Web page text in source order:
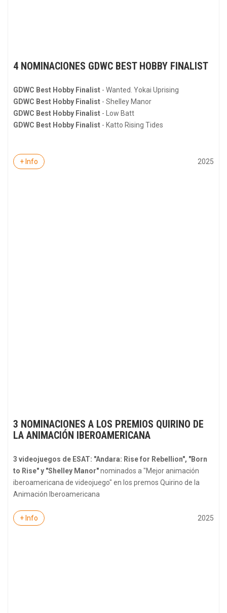
4 NOMINACIONES GDWC BEST HOBBY FINALIST
GDWC Best Hobby Finalist - Wanted. Yokai Uprising
GDWC Best Hobby Finalist - Shelley Manor
GDWC Best Hobby Finalist - Low Batt
GDWC Best Hobby Finalist - Katto Rising Tides
+ Info 2025
3 NOMINACIONES A LOS PREMIOS QUIRINO DE
LA ANIMACIÓN IBEROAMERICANA
3 videojuegos de ESAT: "Andara: Rise for Rebellion", "Born
to Rise" y "Shelley Manor"nominados a "Mejor animación
iberoamericana de videojuego" en los premos Quirino de la
Animación Iberoamericana
+ Info 2025